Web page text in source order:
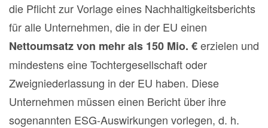
die Pflicht zur Vorlage eines Nachhaltigkeitsberichts
für alle Unternehmen, die in der EU einen
Nettoumsatz von mehr als 150 Mio. €erzielen und
mindestens eine Tochtergesellschaft oder
Zweigniederlassung in der EU haben. Diese
Unternehmen müssen einen Bericht über ihre
sogenannten ESG-Auswirkungen vorlegen, d. h.